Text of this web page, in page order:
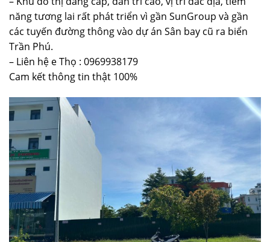
năng tương lai rất phát triển vì gần SunGroup và gần
các tuyến đường thông vào dự án Sân bay cũ ra biển
Trần Phú.
– Liên hệ e Thọ : 0969938179
Cam kết thông tin thật 100%